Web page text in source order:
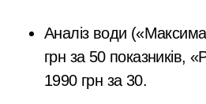
Аналіз води («Максимальний») — 3990
грн за 50 показників,
1990 грн за 30.